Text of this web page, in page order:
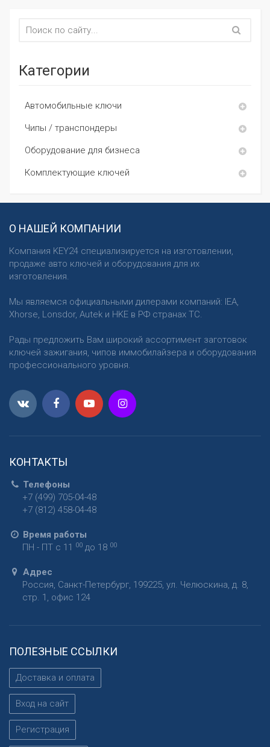
Категории
Автомобильные ключи
Чипы / транспондеры
Оборудование для бизнеса
Комплектующие ключей
О НАШЕЙ КОМПАНИИ
Компания KEY24 специализируется на изготовлении,
продаже авто ключей и оборудования для их
изготовления.
Мы являемся официальными дилерами компаний: IEA,
Xhorse, Lonsdor, Autek и HKE в РФ странах ТС.
Рады предложить Вам широкий ассортимент заготовок
ключей зажигания, чипов иммобилайзера и оборудования
профессионального уровня.
КОНТАКТЫ
Телефоны
+7 (499) 705-04-48
+7 (812) 458-04-48
Время работы
ПН - ПТ с 11
00 до 18 00
Адрес
Россия, Санкт-Петербург, 199225, ул. Челюскина, д. 8,
стр. 1, офис 124
ПОЛЕЗНЫЕ ССЫЛКИ
Доставка и оплата
Вход на сайт
Регистрация